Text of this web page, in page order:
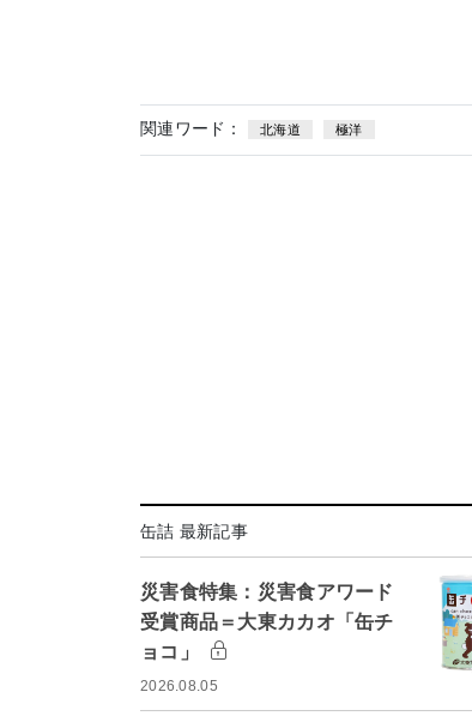
関連ワード： 北海道 極洋
缶詰 最新記事
災害食特集：災害食アワード
受賞商品＝大東カカオ「缶チ
ョコ」
2026.08.05